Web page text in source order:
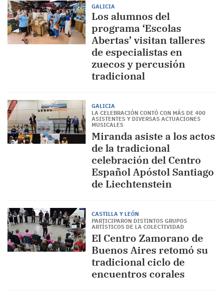
GALICIA
Los alumnos del
programa ‘Escolas
Abertas’ visitan talleres
de especialistas en
zuecos y percusión
tradicional
GALICIA
LA CELEBRACIÓN CONTÓ CON MÁS DE 400
ASISTENTES Y DIVERSAS ACTUACIONES
MUSICALES
Miranda asiste a los actos
de la tradicional
celebración del Centro
Español Apóstol Santiago
de Liechtenstein
CASTILLA Y LEÓN
PARTICIPARON DISTINTOS GRUPOS
ARTÍSTICOS DE LA COLECTIVIDAD
El Centro Zamorano de
Buenos Aires retomó su
tradicional ciclo de
encuentros corales